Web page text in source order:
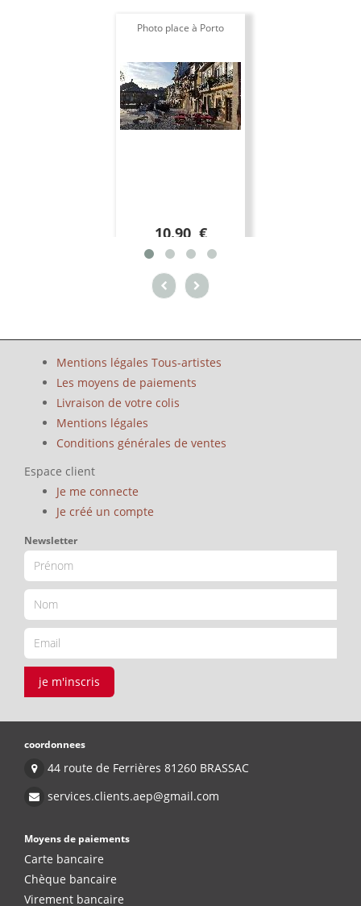
Photo place à Porto
10.90 €
Mentions légales Tous-artistes
Les moyens de paiements
Livraison de votre colis
Mentions légales
Conditions générales de ventes
Espace client
Je me connecte
Je créé un compte
Newsletter
je m'inscris
coordonnees
44 route de Ferrières 81260 BRASSAC
services.clients.aep@gmail.com
Moyens de paiements
Carte bancaire
Chèque bancaire
Virement bancaire